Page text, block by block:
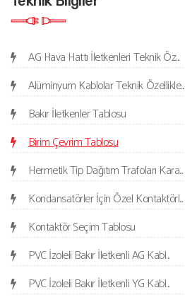
AG Hava Hattı İletkenleri Teknik Öz...
Alüminyum Kablolar Teknik Özellikle...
Bakır İletkenler Tablosu
Birim Çevrim Tablosu
Hermetik Tip Dağıtım Trafoları Kara...
Kondansatörler İçin Özel Kontaktörl...
Kontaktör Seçim Tablosu
PVC İzoleli Bakır İletkenli AG Kabl...
PVC İzoleli Bakır İletkenli YG Kabl...